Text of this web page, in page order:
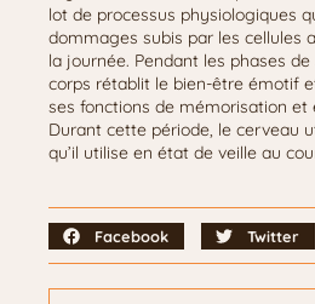
lot de processus physiologiques
dommages subis par les cellules
la journée. Pendant les phases
corps rétablit le bien-être émotif
ses fonctions de mémorisation et
Durant cette période, le cerveau
qu’il utilise en état de veille au
Facebook Twitter